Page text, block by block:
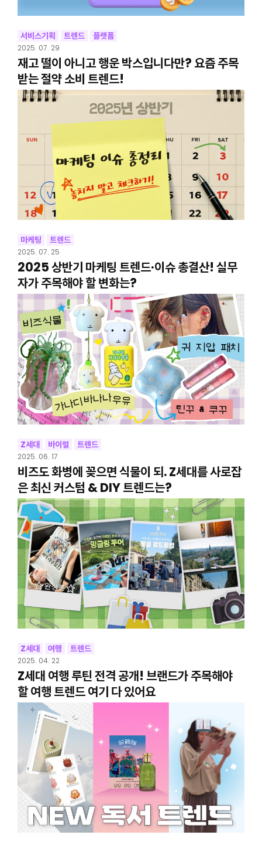
서비스기획 트렌드 플랫폼
2025. 07. 29
재고 떨이 아니고 행운 박스입니다만? 요즘 주목
받는 절약 소비 트렌드!
마케팅 트렌드
2025. 07. 25
2025 상반기 마케팅 트렌드·이슈 총결산! 실무
자가 주목해야 할 변화는?
Z세대 바이럴 트렌드
2025. 06. 17
비즈도 화병에 꽂으면 식물이 되. Z세대를 사로잡
은 최신 커스텀 & DIY 트렌드는?
Z세대 여행 트렌드
2025. 04. 22
Z세대 여행 루틴 전격 공개! 브랜드가 주목해야
할 여행 트렌드 여기 다 있어요